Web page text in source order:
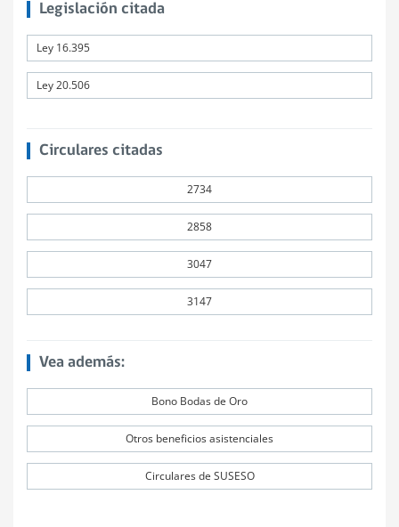
Legislación citada
Ley 16.395
Ley 20.506
Circulares citadas
2734
2858
3047
3147
Vea además:
Bono Bodas de Oro
Otros beneficios asistenciales
Circulares de SUSESO